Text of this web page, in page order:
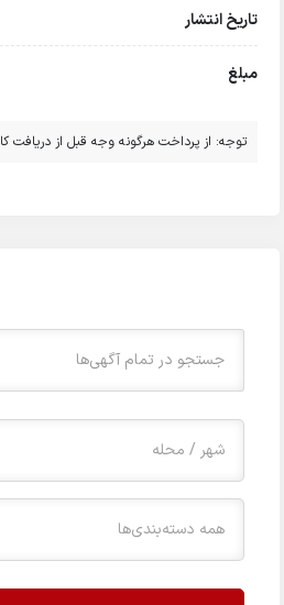
تاریخ انتشار
مبلغ
توجه: از پرداخت هرگونه وجه قبل از دریافت
شهر / محله
همه دسته‌بندی‌ها